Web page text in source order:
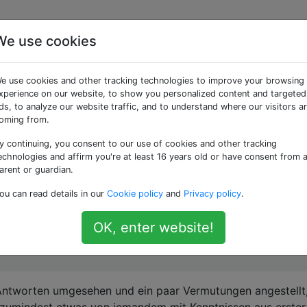
Activesync im
Gerät noch
Konto (das Microsoft Exchange Activesync
I9505 mit 4.4.2) unter dem Knox-Container (Version
versucht, mein Gerät per Fernzugriff zu löschen, wird
umgesehen und ein paar Vermutungen
use cookies
use cookies and other tracking technologies to improve your browsing
on our website, to show you personalized content and targeted
to analyze our website traffic, and to understand where our visitors
from.
continuing, you consent to our use of cookies and other tracking
and affirm you're at least 16 years old or have consent from a
or guardian.
can read details in our Cookie policy and Privacy policy.
OK, enter website!